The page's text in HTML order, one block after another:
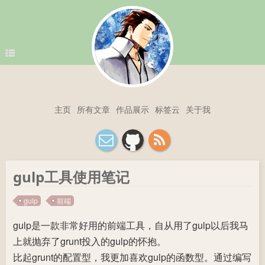
主页 所有文章 作品展示 标签云 关于我
gulp工具使用笔记
gulp 前端
gulp是一款非常好用的前端工具，自从用了gulp以后我马
上就抛弃了grunt投入的gulp的怀抱。
比起grunt的配置型，我更加喜欢gulp的函数型。通过编写